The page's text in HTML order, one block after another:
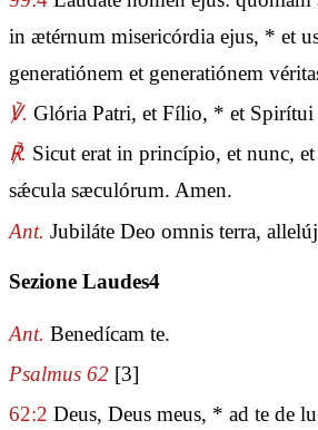
in ætérnum misericórdia ejus, * et
generatiónem et generatiónem
℣. Glória Patri, et Fílio, * et Spirítui
℟. Sicut erat in princípio, et nunc,
sǽcula sæculórum. Amen.
Ant. Jubiláte Deo omnis terra,
Sezione Laudes4
Ant. Benedícam te.
Psalmus 62 [3]
62:2 Deus, Deus meus, * ad te de